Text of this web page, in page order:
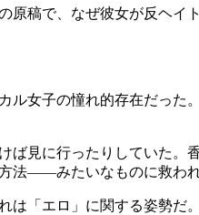
稿で、なぜ彼女が反ヘイ
女子の憧れ的存在だった
見に行ったりしていた。
法――みたいなものに救われ
「エロ」に関する姿勢だ。